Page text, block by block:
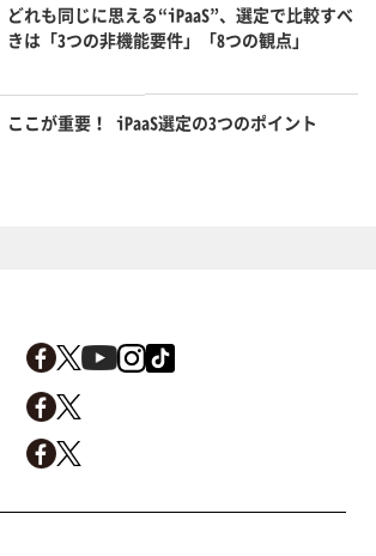
どれも同じに思える“iPaaS”、選定で比較すべ
きは「3つの非機能要件」「8つの観点」
ここが重要！ iPaaS選定の3つのポイント